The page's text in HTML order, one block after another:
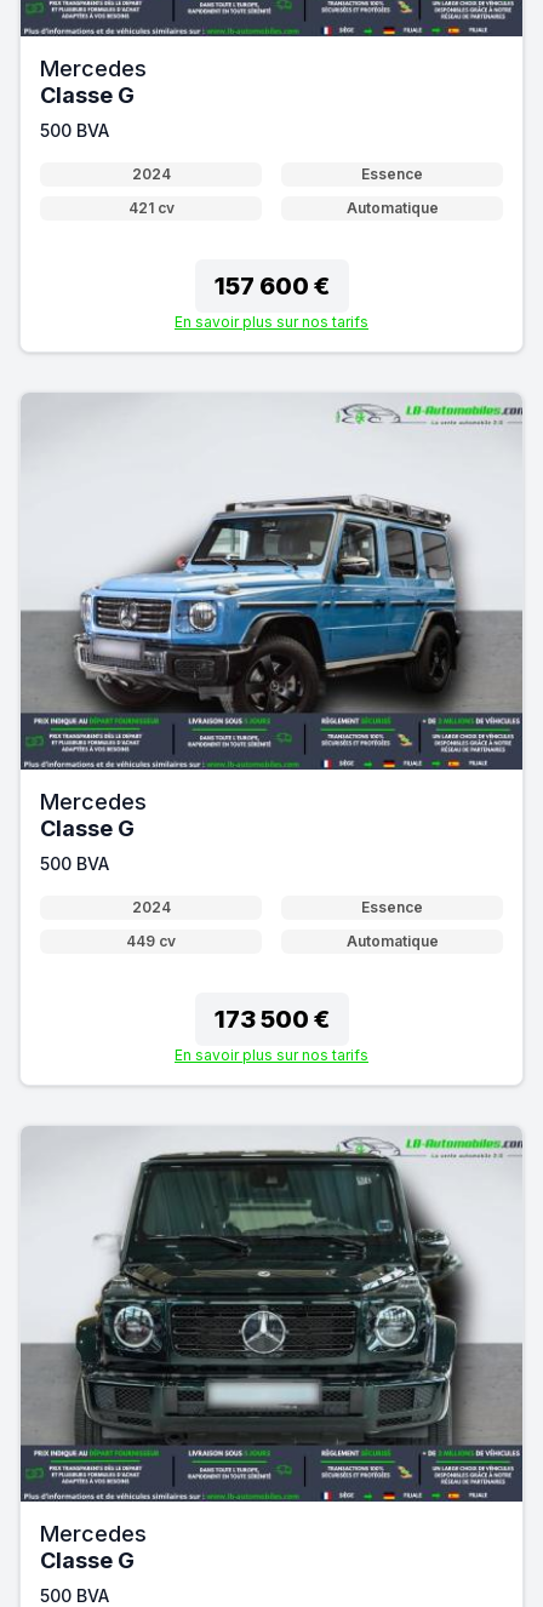
Mercedes
Classe G
500 BVA
2024
Essence
421 cv
Automatique
157 600 €
En savoir plus sur nos tarifs
Mercedes
Classe G
500 BVA
2024
Essence
449 cv
Automatique
173 500 €
En savoir plus sur nos tarifs
Mercedes
Classe G
500 BVA